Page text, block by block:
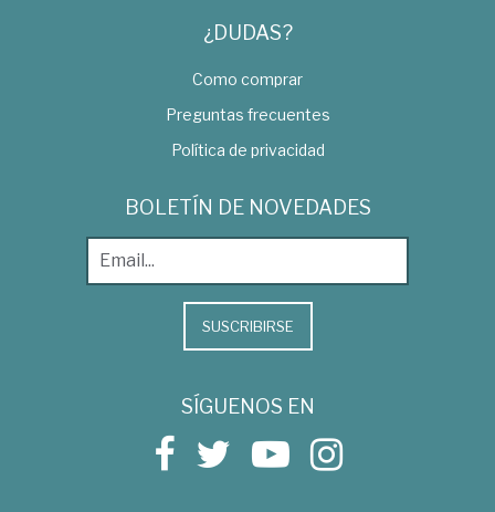
¿DUDAS?
Como comprar
Preguntas frecuentes
Política de privacidad
BOLETÍN DE NOVEDADES
SUSCRIBIRSE
SÍGUENOS EN